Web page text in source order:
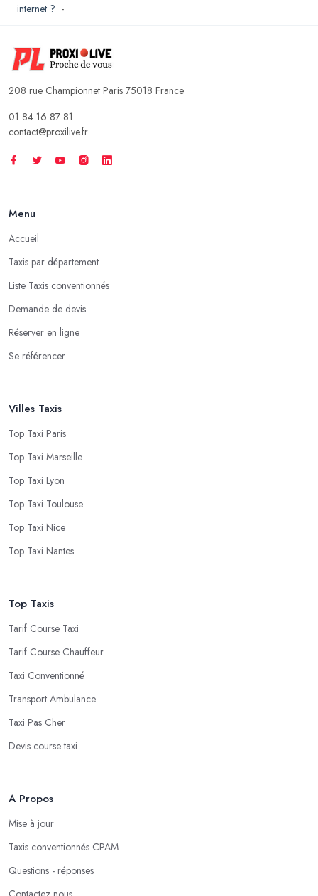
internet ? -
208 rue Championnet Paris 75018 France
01 84 16 87 81
contact@proxilive.fr
Menu
Accueil
Taxis par département
Liste Taxis conventionnés
Demande de devis
Réserver en ligne
Se référencer
Villes Taxis
Top Taxi Paris
Top Taxi Marseille
Top Taxi Lyon
Top Taxi Toulouse
Top Taxi Nice
Top Taxi Nantes
Top Taxis
Tarif Course Taxi
Tarif Course Chauffeur
Taxi Conventionné
Transport Ambulance
Taxi Pas Cher
Devis course taxi
A Propos
Mise à jour
Taxis conventionnés CPAM
Questions - réponses